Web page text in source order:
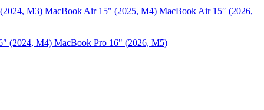
M3) MacBook Air 15" (2025, M4) MacBook Air 15″ (2026,
(2024, M4) MacBook Pro 16" (2026, M5)